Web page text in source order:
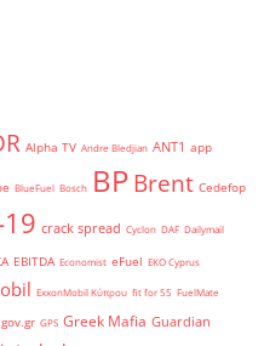
Alpha TV Andre Bledjian ANT1 app
BlueFuel Bosch BPBrent Cedefop
crack spread Cyclon DAF Dailymail
EBITDA Economist eFuel EKO Cyprus
ExxonMobil Κύπρου fit for 55 FuelMate
gov.gr GPS Greek Mafia Guardian